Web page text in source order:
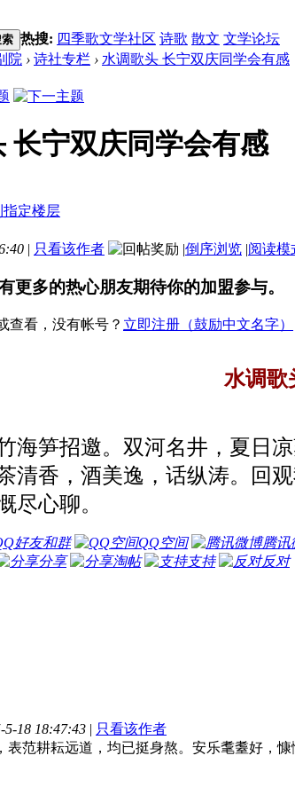
热搜: 四季歌文学社区 诗歌 散文 文学论坛
院 › 诗社专栏 › 水调歌头 长宁双庆同学会有感
长宁双庆同学会有感
| 只看该作者 |倒序浏览 |阅读模
更多的热心朋友期待你的加盟参与。
查看，没有帐号？ 立即注册（鼓励中文名字）
水调歌
笋招邀。双河名井，夏日
清香，酒美逸，话纵涛。回
尽心聊。
好友和群 QQ空间 腾讯
分享 淘帖 支持
反对
5-18 18:47:43 | 只看该作者
表范耕耘远道，均已挺身熬。安乐耄耋好，慷